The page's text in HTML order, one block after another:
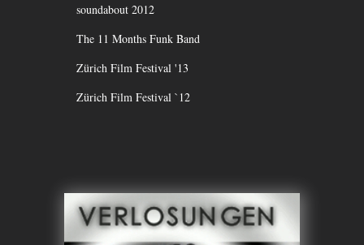
soundabout 2012
The 11 Months Funk Band
Zürich Film Festival '13
Zürich Film Festival `12